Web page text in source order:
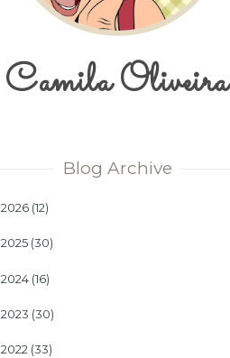
Camila Oliveira
Blog Archive
2026 (12)
2025 (30)
2024 (16)
2023 (30)
2022 (33)